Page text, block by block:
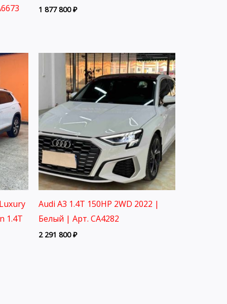
1 877 800₽
1.4T
Audi A3 1.4T 150HP 2WD 2022 |
Белый | Арт. CA4282
2 291 800₽